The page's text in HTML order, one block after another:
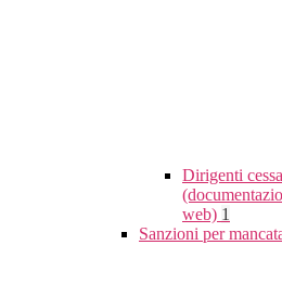
Dirigenti
web) 1
Sanzioni per